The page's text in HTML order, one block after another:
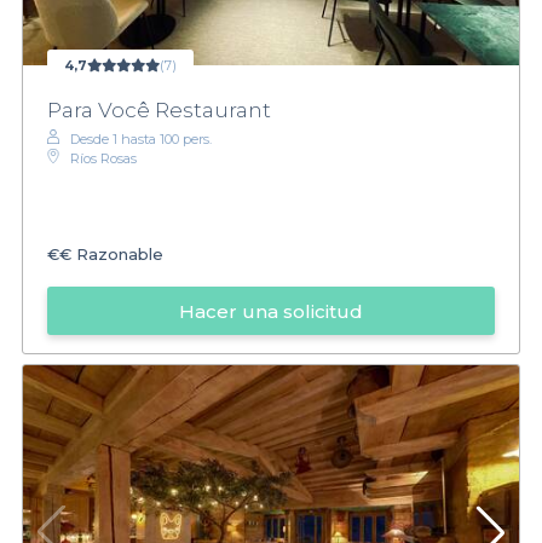
4,7 (7)
Para Você Restaurant
Desde 1 hasta 100 pers.
Ríos Rosas
€€ Razonable
Hacer una solicitud